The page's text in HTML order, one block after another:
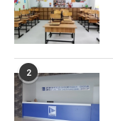
2